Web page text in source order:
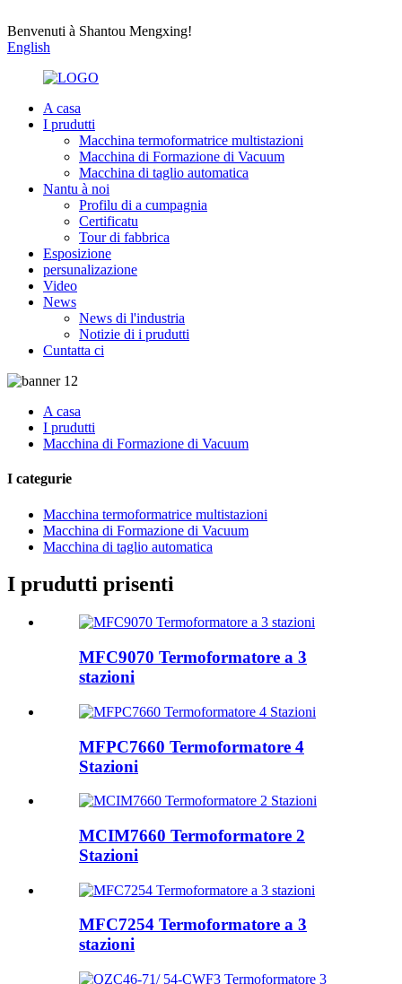
Benvenuti à Shantou Mengxing!
English
A casa
I prudutti
Macchina termoformatrice multistazioni
Macchina di Formazione di Vacuum
Macchina di taglio automatica
Nantu à noi
Profilu di a cumpagnia
Certificatu
Tour di fabbrica
Esposizione
persunalizazione
Video
News
News di l'industria
Notizie di i prudutti
Cuntatta ci
A casa
I prudutti
Macchina di Formazione di Vacuum
I categurie
Macchina termoformatrice multistazioni
Macchina di Formazione di Vacuum
Macchina di taglio automatica
I prudutti prisenti
MFC9070 Termoformatore a 3
stazioni
MFPC7660 Termoformatore 4
Stazioni
MCIM7660 Termoformatore 2
Stazioni
MFC7254 Termoformatore a 3
stazioni